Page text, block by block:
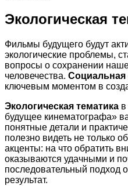
Экологическая
Фильмы будущего будут
экологические проблемы,
вопросы о сохранении
человечества. Социальная
ключевым моментом в
Экологическая тематика
будущее кинематографа»
понятные детали и
полезно видеть не только
акценты: на что обратить
оказываются удачными и
последовательный подход
результат.